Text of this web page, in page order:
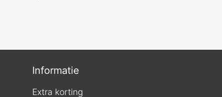
Informatie
Extra korting